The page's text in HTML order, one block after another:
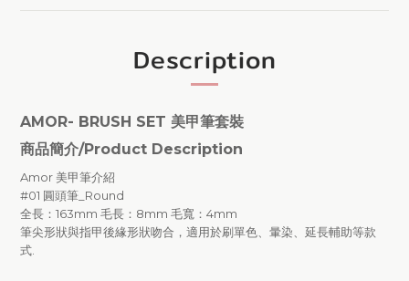
Description
AMOR- BRUSH SET 美甲筆套裝
商品簡介/Product Description
Amor 美甲筆介紹
#01 圓頭筆_Round
全長：163mm 毛長：8mm 毛寬：4mm
筆尖形狀與指甲後緣形狀吻合，適用於刷單色、暈染、延長輔助等款
式.